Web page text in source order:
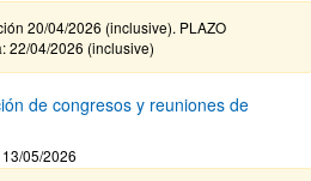
20/04/2026 (inclusive). PLAZO
22/04/2026 (inclusive)
de congresos y reuniones de
05/2026